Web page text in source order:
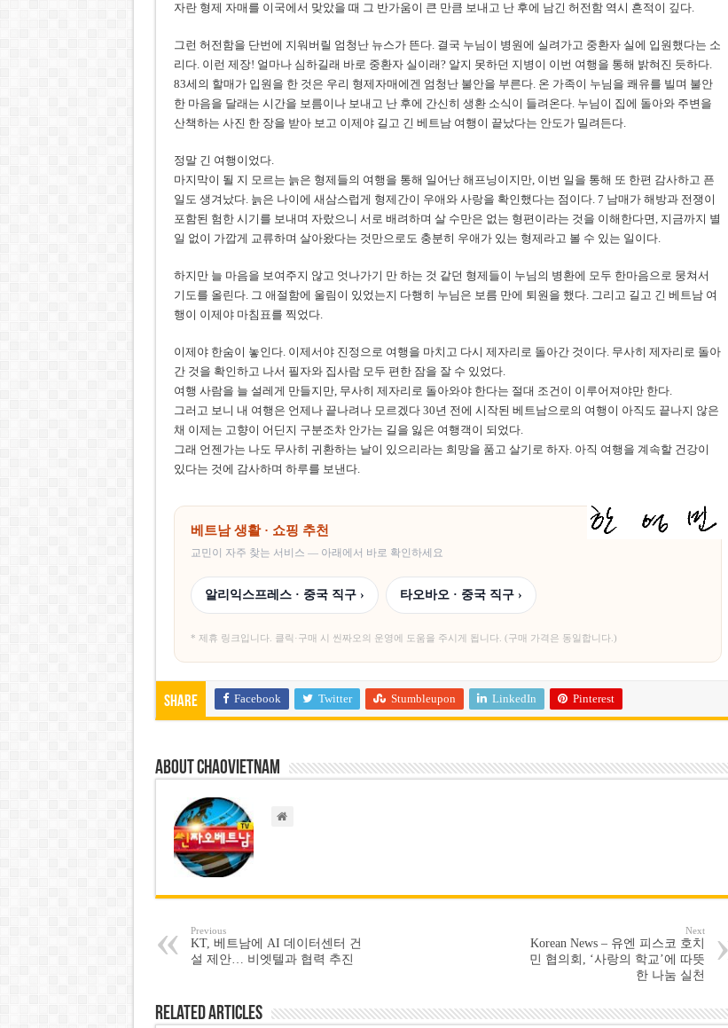
자란 형제 자매를 이국에서 맞았을 때 그 반가움이 큰 만큼 보내고 난 후에 남긴 허전함 역시 흔적이 깊다.
그런 허전함을 단번에 지워버릴 엄청난 뉴스가 뜬다. 결국 누님이 병원에 실려가고 중환자 실에 입원했다는 소
리다. 이런 제장! 얼마나 심하길래 바로 중환자 실이래? 알지 못하던 지병이 이번 여행을 통해 밝혀진 듯하다.
83세의 할매가 입원을 한 것은 우리 형제자매에겐 엄청난 불안을 부른다. 온 가족이 누님을 쾌유를 빌며 불안
한 마음을 달래는 시간을 보름이나 보내고 난 후에 간신히 생환 소식이 들려온다. 누님이 집에 돌아와 주변을
산책하는 사진 한 장을 받아 보고 이제야 길고 긴 베트남 여행이 끝났다는 안도가 밀려든다.
정말 긴 여행이었다.
마지막이 될 지 모르는 늙은 형제들의 여행을 통해 일어난 해프닝이지만, 이번 일을 통해 또 한편 감사하고 픈
일도 생겨났다. 늙은 나이에 새삼스럽게 형제간이 우애와 사랑을 확인했다는 점이다. 7 남매가 해방과 전쟁이
포함된 험한 시기를 보내며 자랐으니 서로 배려하며 살 수만은 없는 형편이라는 것을 이해한다면, 지금까지 별
일 없이 가깝게 교류하며 살아왔다는 것만으로도 충분히 우애가 있는 형제라고 볼 수 있는 일이다.
하지만 늘 마음을 보여주지 않고 엇나가기 만 하는 것 같던 형제들이 누님의 병환에 모두 한마음으로 뭉쳐서
기도를 올린다. 그 애절함에 울림이 있었는지 다행히 누님은 보름 만에 퇴원을 했다. 그리고 길고 긴 베트남 여
행이 이제야 마침표를 찍었다.
이제야 한숨이 놓인다. 이제서야 진정으로 여행을 마치고 다시 제자리로 돌아간 것이다. 무사히 제자리로 돌아
간 것을 확인하고 나서 필자와 집사람 모두 편한 잠을 잘 수 있었다.
여행 사람을 늘 설레게 만들지만, 무사히 제자리로 돌아와야 한다는 절대 조건이 이루어져야만 한다.
그러고 보니 내 여행은 언제나 끝나려나 모르겠다 30년 전에 시작된 베트남으로의 여행이 아직도 끝나지 않은
채 이제는 고향이 어딘지 구분조차 안가는 길을 잃은 여행객이 되었다.
그래 언젠가는 나도 무사히 귀환하는 날이 있으리라는 희망을 품고 살기로 하자. 아직 여행을 계속할 건강이
있다는 것에 감사하며 하루를 보낸다.
베트남 생활 · 쇼핑 추천
교민이 자주 찾는 서비스 — 아래에서 바로 확인하세요
알리익스프레스 · 중국 직구 › 타오바오 · 중국 직구 ›
* 제휴 링크입니다. 클릭·구매 시 씬짜오의 운영에 도움을 주시게 됩니다. (구매 가격은 동일합니다.)
Share Facebook Twitter Stumbleupon LinkedIn Pinterest
About chaovietnam
Previous
KT, 베트남에 AI 데이터센터 건
설 제안… 비엣텔과 협력 추진
Next
Korean News – 유엔 피스코 호치
민 협의회, ‘사랑의 학교’에 따뜻
한 나눔 실천
Related Articles